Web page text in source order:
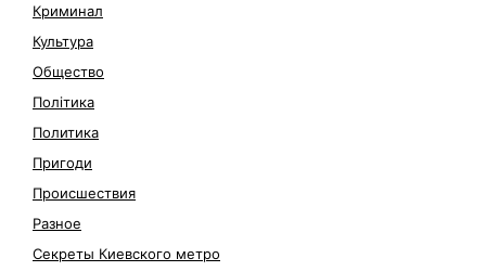
Криминал
Культура
Общество
Політика
Политика
Пригоди
Происшествия
Разное
Секреты Киевского метро